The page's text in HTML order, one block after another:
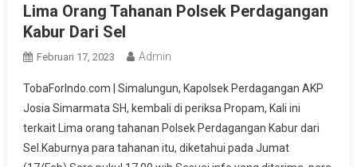
Lima Orang Tahanan Polsek Perdagangan
Kabur Dari Sel
Februari 17, 2023 Admin
TobaForIndo.com | Simalungun, Kapolsek Perdagangan AKP
Josia Simarmata SH, kembali di periksa Propam, Kali ini
terkait Lima orang tahanan Polsek Perdagangan Kabur dari
Sel.Kaburnya para tahanan itu, diketahui pada Jumat